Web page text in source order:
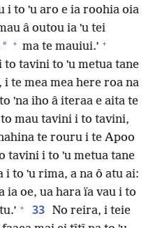
i to ˈu aro e ia roohia oia
â outou ia ˈu tei
* + ma te mauiui.’ +
to tavini to ˈu metua tane
te mea mea here roa na
ˈna iho â iteraa e aita te
mau tavini i to tavini,
te rouru i te Apoo
tavini i to ˈu metua tane
to ˈu rima, a na ô atu ai:
ia oe, ua hara ïa vau i to
+ 33 No reira, i teie